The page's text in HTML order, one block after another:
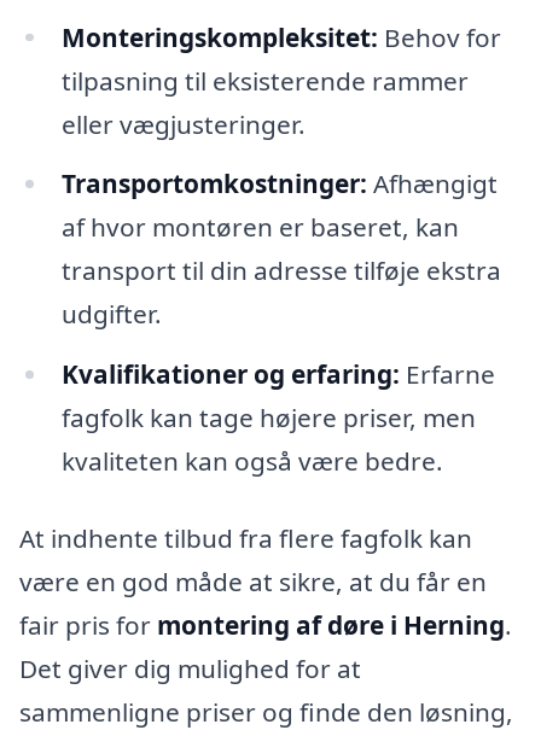
Monteringskompleksitet: Behov for
tilpasning til eksisterende rammer
eller vægjusteringer.
Transportomkostninger: Afhængigt
af hvor montøren er baseret, kan
transport til din adresse tilføje ekstra
udgifter.
Kvalifikationer og erfaring: Erfarne
fagfolk kan tage højere priser, men
kvaliteten kan også være bedre.
At indhente tilbud fra flere fagfolk kan
være en god måde at sikre, at du får en
fair pris for montering af døre i Herning.
Det giver dig mulighed for at
sammenligne priser og finde den løsning,